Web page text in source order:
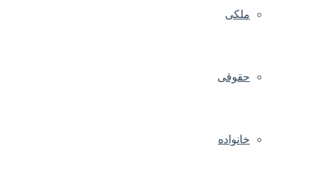
ملکی
حقوقی
خانواده